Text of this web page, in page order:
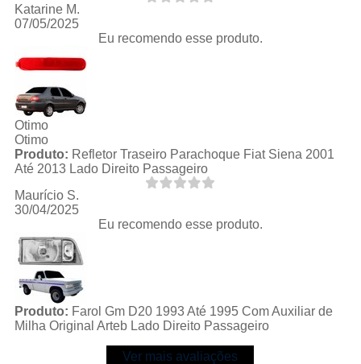
Katarine M.
07/05/2025
Eu recomendo esse produto.
Otimo
Otimo
Produto: Refletor Traseiro Parachoque Fiat Siena 2001
Até 2013 Lado Direito Passageiro
Maurício S.
30/04/2025
Eu recomendo esse produto.
Produto: Farol Gm D20 1993 Até 1995 Com Auxiliar de
Milha Original Arteb Lado Direito Passageiro
Ver mais avaliações